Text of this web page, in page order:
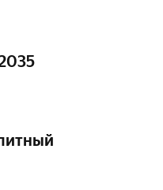
открытый,
подземный